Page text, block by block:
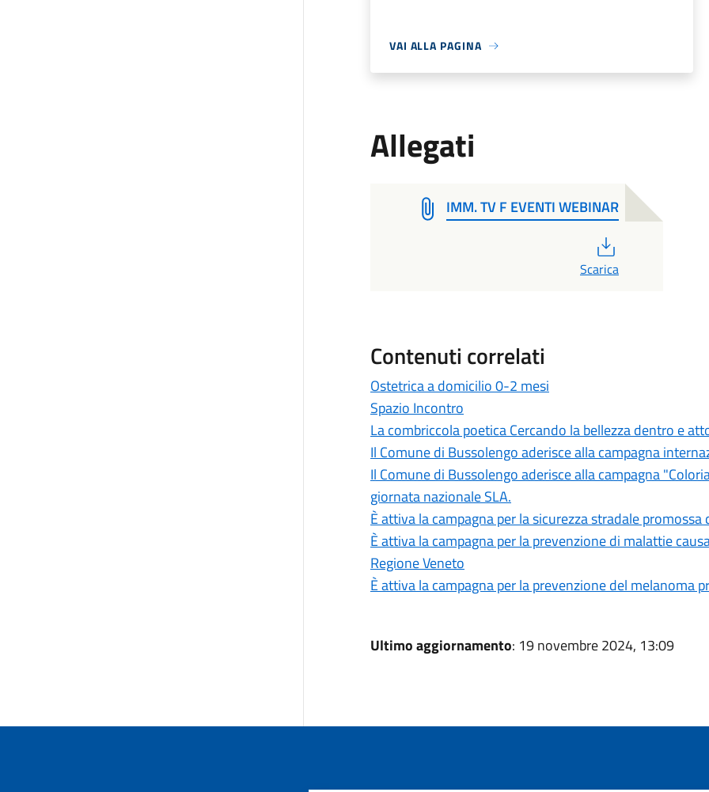
VAI ALLA PAGINA
Allegati
IMM. TV F EVENTI WEBINAR
Scarica
Contenuti correlati
Ostetrica a domicilio 0-2 mesi
Spazio Incontro
La combriccola poetica Cercando la bellezza dentro e
Il Comune di Bussolengo aderisce alla campagna
Il Comune di Bussolengo aderisce alla campagna
giornata nazionale SLA.
È attiva la campagna per la sicurezza stradale promossa
È attiva la campagna per la prevenzione di malattie
Regione Veneto
È attiva la campagna per la prevenzione del melanoma
Ultimo aggiornamento: 19 novembre 2024, 13:09